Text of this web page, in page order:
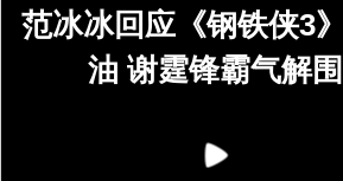
范冰冰回应《钢铁侠3
油 谢霆锋霸气解围